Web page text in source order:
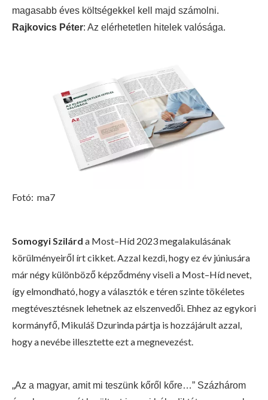
magasabb éves költségekkel kell majd számolni.
Rajkovics Péter: Az elérhetetlen hitelek valósága.
Fotó: ma7
Somogyi Szilárd a Most–Híd 2023 megalakulásának
körülményeiről írt cikket. Azzal kezdi, hogy ez év júniusára
már négy különböző képződmény viseli a Most–Híd nevet,
így elmondható, hogy a választók e téren szinte tökéletes
megtévesztésnek lehetnek az elszenvedői. Ehhez az egykori
kormányfő, Mikuláš Dzurinda pártja is hozzájárult azzal,
hogy a nevébe illesztette ezt a megnevezést.
„Az a magyar, amit mi teszünk kőről kőre…” Százhárom